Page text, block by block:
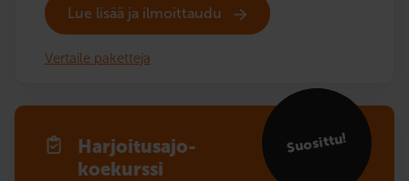
Lue lisää ja ilmoittaudu
Vertaile paketteja
Harjoitusajo­
koekurssi
Suosittu!